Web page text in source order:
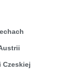
Czeskiej